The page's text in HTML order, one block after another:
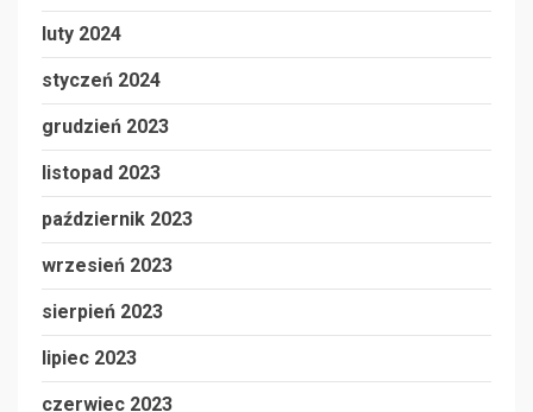
luty 2024
styczeń 2024
grudzień 2023
listopad 2023
październik 2023
wrzesień 2023
sierpień 2023
lipiec 2023
czerwiec 2023